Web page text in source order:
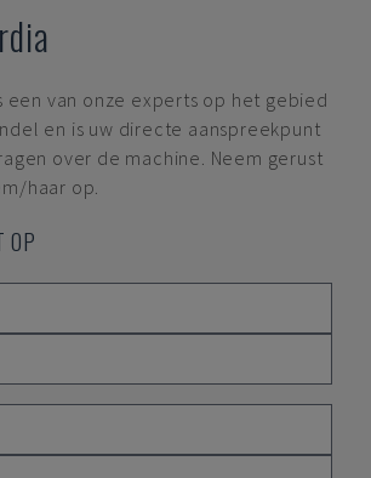
een van onze experts op het gebied
en is uw directe aanspreekpunt
over de machine. Neem gerust
haar op.
OP